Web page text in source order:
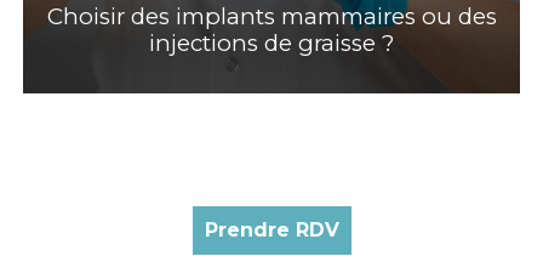
Choisir des implants mammaires ou des
injections de graisse ?
Prendre RDV